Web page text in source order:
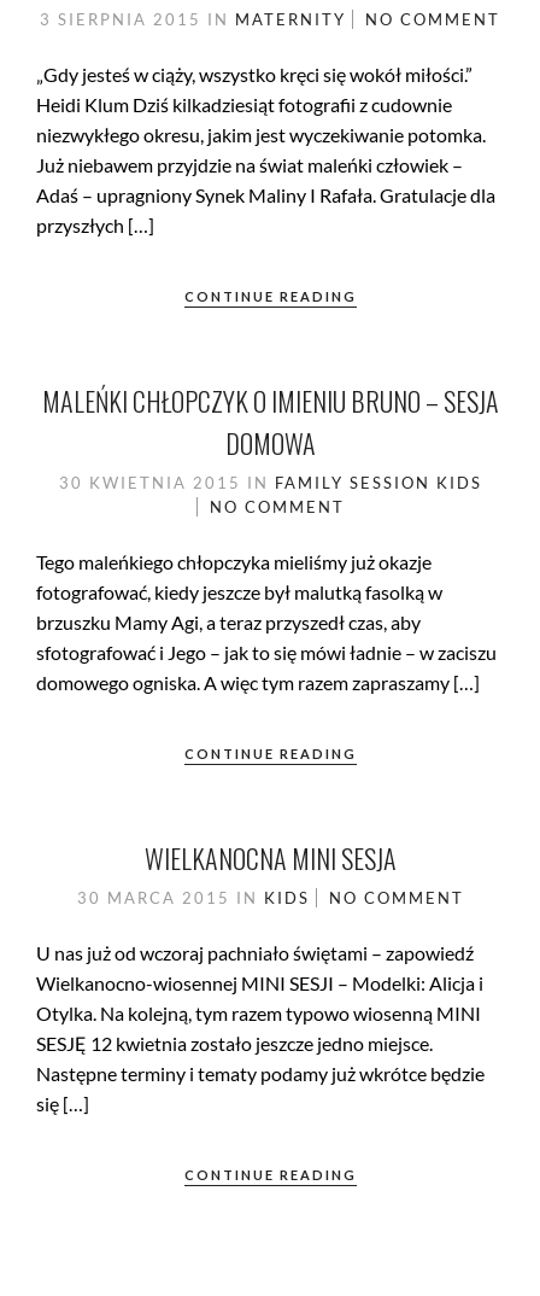
3 SIERPNIA 2015 IN MATERNITY NO COMMENT
„Gdy jesteś w ciąży, wszystko kręci się wokół miłości.”
Heidi Klum Dziś kilkadziesiąt fotografii z cudownie
niezwykłego okresu, jakim jest wyczekiwanie potomka.
Już niebawem przyjdzie na świat maleńki człowiek –
Adaś – upragniony Synek Maliny I Rafała. Gratulacje dla
przyszłych […]
CONTINUE READING
MALEŃKI CHŁOPCZYK O IMIENIU BRUNO – SESJA
DOMOWA
30 KWIETNIA 2015 IN FAMILY SESSION KIDS
NO COMMENT
Tego maleńkiego chłopczyka mieliśmy już okazje
fotografować, kiedy jeszcze był malutką fasolką w
brzuszku Mamy Agi, a teraz przyszedł czas, aby
sfotografować i Jego – jak to się mówi ładnie – w zaciszu
domowego ogniska. A więc tym razem zapraszamy […]
CONTINUE READING
WIELKANOCNA MINI SESJA
30 MARCA 2015 IN KIDS NO COMMENT
U nas już od wczoraj pachniało świętami – zapowiedź
Wielkanocno-wiosennej MINI SESJI – Modelki: Alicja i
Otylka. Na kolejną, tym razem typowo wiosenną MINI
SESJĘ 12 kwietnia zostało jeszcze jedno miejsce.
Następne terminy i tematy podamy już wkrótce będzie
się […]
CONTINUE READING